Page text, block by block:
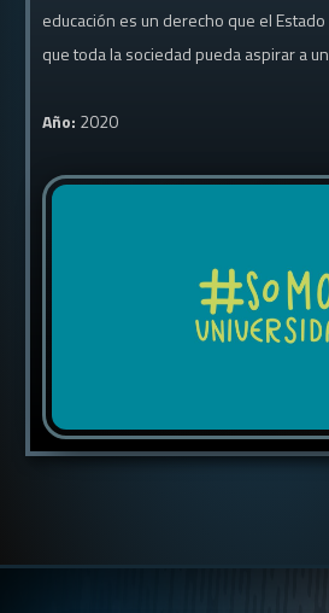
educación es un derecho que el
que toda la sociedad pueda aspirar a
Año: 2020